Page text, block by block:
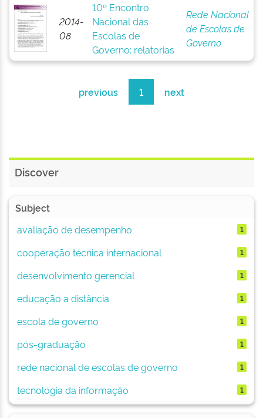
2014-
08
10º Encontro
Nacional das
Escolas de
Governo: relatorias
Rede Nacional
de Escolas de
Governo
previous 1 next
Discover
Subject
avaliação de desempenho
1
cooperação técnica internacional 1
desenvolvimento gerencial 1
educação a distância 1
escola de governo 1
pós-graduação 1
rede nacional de escolas de governo 1
tecnologia da informação 1